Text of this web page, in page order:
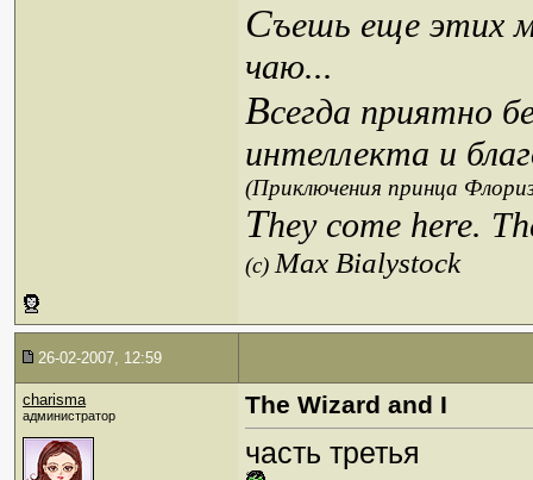
Съешь еще этих
чаю...
Всегда приятно
интеллекта и
(Приключения принца
They come here.
(c)Max Bialystock
26-02-2007, 12:59
charisma
администратор The Wizard and I
часть третья